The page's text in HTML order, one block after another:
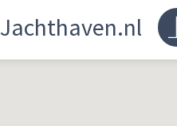
Jachthaven.nl